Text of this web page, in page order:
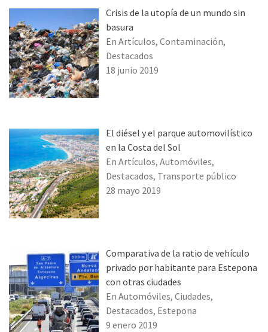
Crisis de la utopía de un mundo sin
basura
En Artículos, Contaminación,
Destacados
18 junio 2019
El diésel y el parque automovilístico
en la Costa del Sol
En Artículos, Automóviles,
Destacados, Transporte público
28 mayo 2019
Comparativa de la ratio de vehículo
privado por habitante para Estepona
con otras ciudades
En Automóviles, Ciudades,
Destacados, Estepona
9 enero 2019